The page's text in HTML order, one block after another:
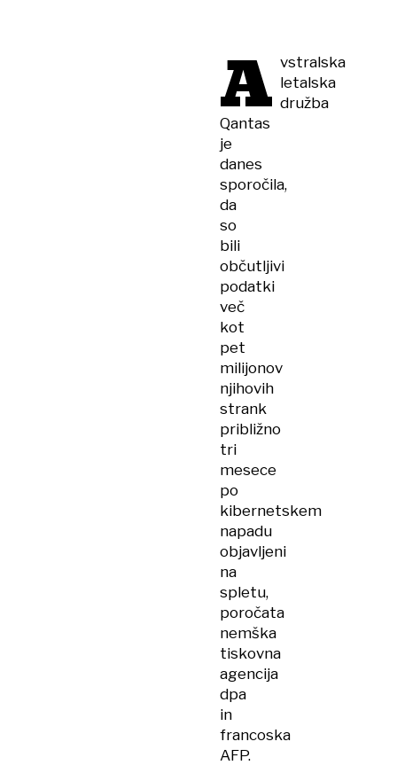
A vstralska
letalska
družba
Qantas
je
danes
sporočila,
da
so
bili
občutljivi
podatki
več
kot
pet
milijonov
njihovih
strank
približno
tri
mesece
po
kibernetskem
napadu
objavljeni
na
spletu,
poročata
nemška
tiskovna
agencija
dpa
in
francoska
AFP.